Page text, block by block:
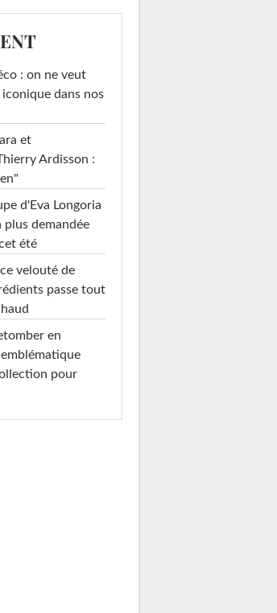
: on ne veut
dans nos
et
Ardisson :
d'Eva Longoria
demandée
été
velouté de
passe tout
en
pour